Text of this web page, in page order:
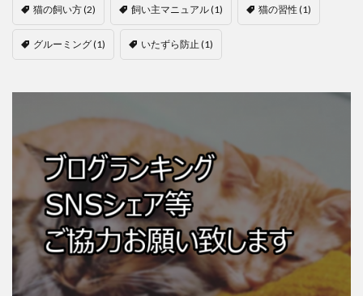
猫の飼い方(2) 飼い主マニュアル(1) 猫の習性(1)
グルーミング(1) いたずら防止 (1)